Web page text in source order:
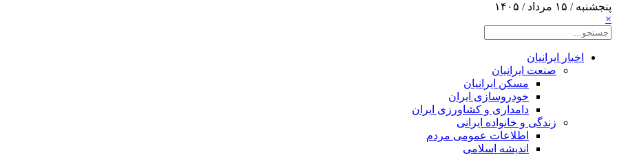
پنجشنبه / ۱۵ مرداد / ۱۴۰۵
×
اخبار ایرانیان
صنعت ایرانیان
مسکن ایرانیان
خودروسازی ایران
دامداری و کشاورزی ایران
زندگی و خانواده ایرانی
اطلاعات عمومی مردم
اندیشه اسلامی